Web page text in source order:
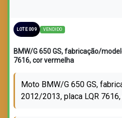
LOTE 009 VENDIDO
BMW/G 650 GS, fabricação/
7616, cor vermelha
Moto BMW/G 650 GS,
2012/2013, placa LQR